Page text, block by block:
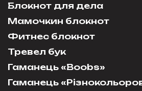
Блокнот для дела
Мамочкин блокнот
Фитнес блокнот
Тревел бук
Гаманець «Boobs»
Гаманець